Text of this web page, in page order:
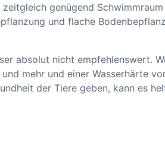
genügend
und flache
absolut nicht empfehlenswert.
mehr und einer Wasserhärte
der Tiere geben, kann es